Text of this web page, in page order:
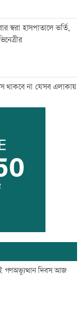
স্বরা হাসপাতালে ভর্তি,
থাকবে না যেসব এলাকায়
গুলিতে বাংলাদেশি যুবক
পথে বিমানের ফ্লাইট
চেষ্টা বিএসএফের,
গণঅভ্যুত্থান দিবস আজ